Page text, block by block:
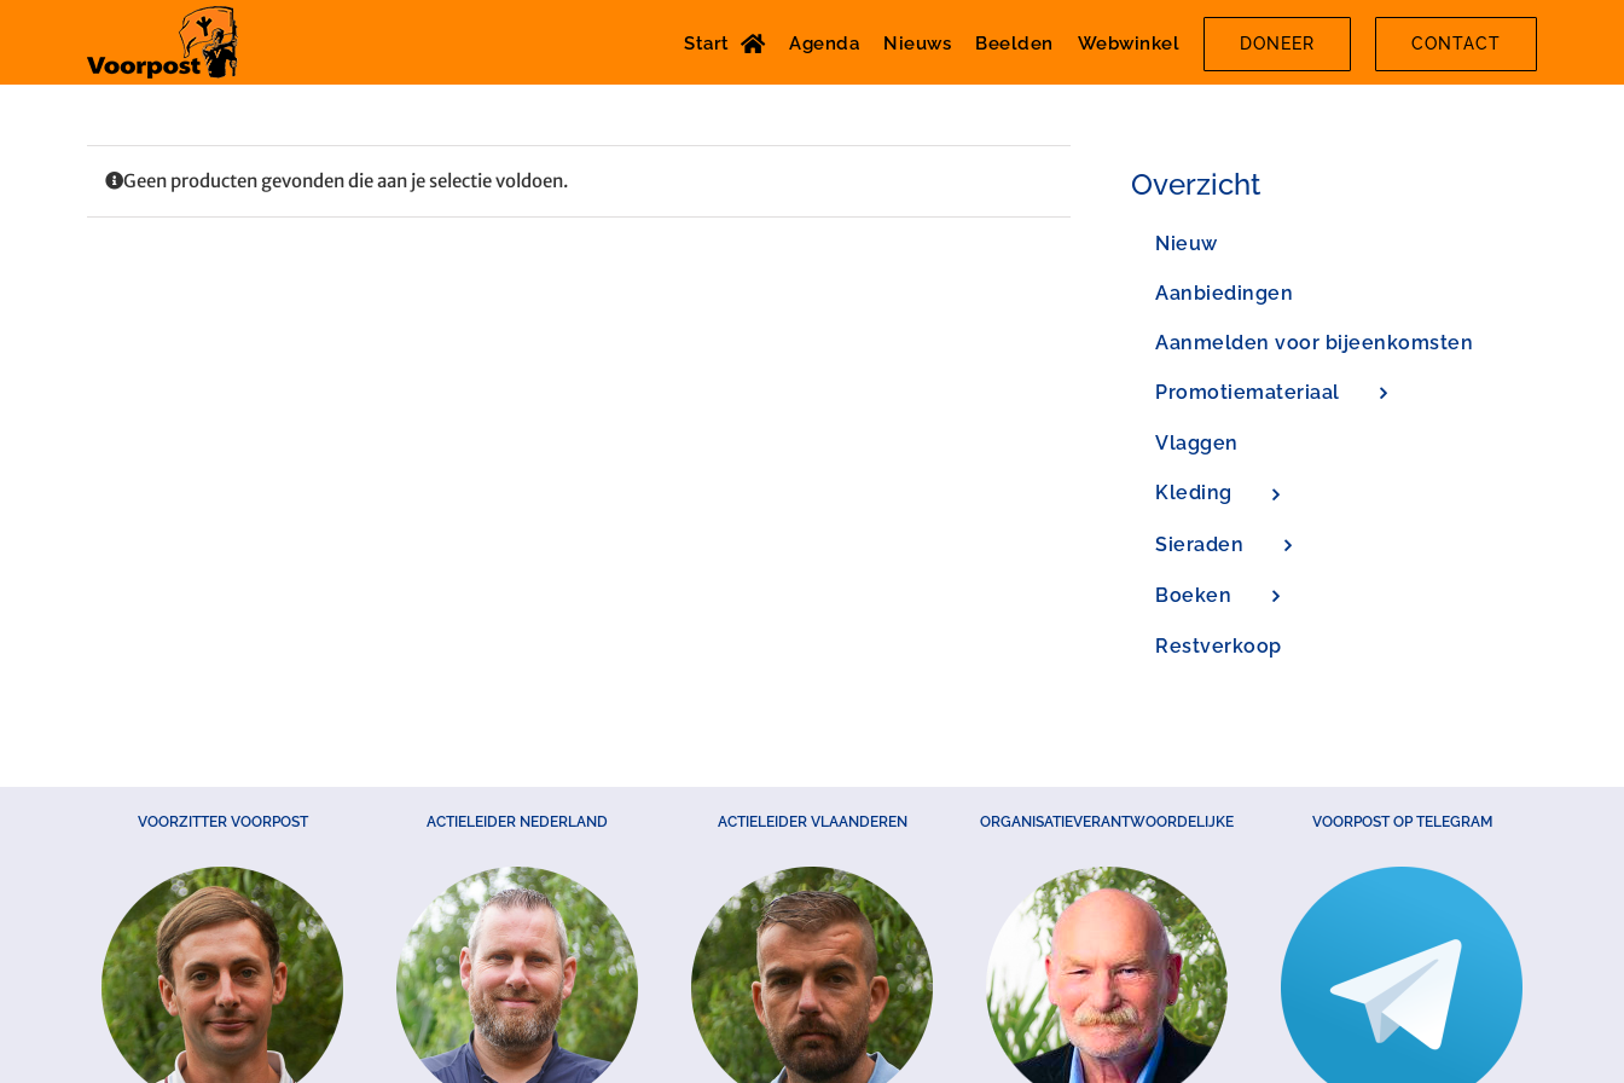
Start Agenda Nieuws Beelden Webwinkel DONEER CONTACT
Geen producten gevonden die aan je selectie voldoen. Overzicht
Nieuw
Aanbiedingen
Aanmelden voor bijeenkomsten
Promotiemateriaal
Vlaggen
Kleding
Sieraden
Boeken
Restverkoop
VOORZITTER VOORPOST ACTIELEIDER NEDERLAND ACTIELEIDER VLAANDEREN ORGANISATIEVERANTWOORDELIJKE VOORPOST OP TELEGRAM